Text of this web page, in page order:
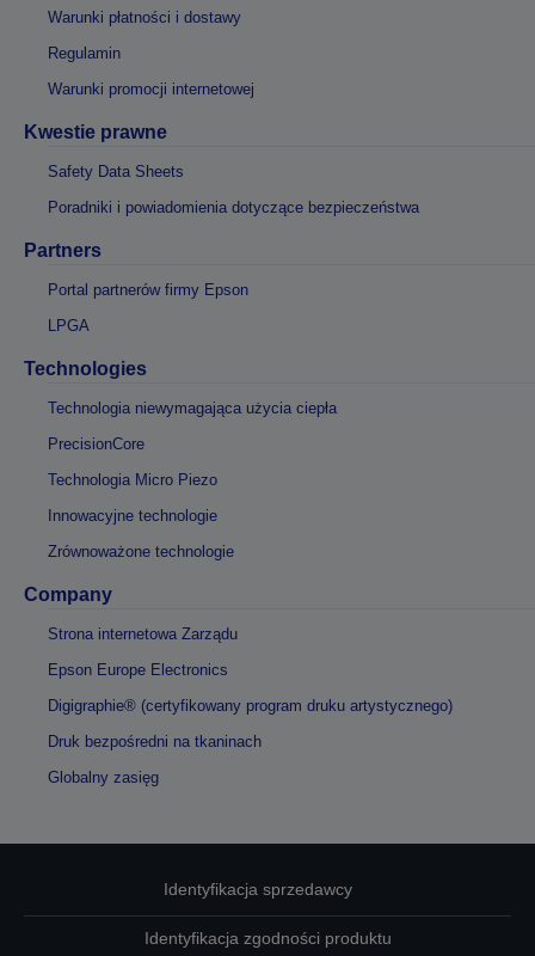
Warunki płatności i dostawy
Regulamin
Warunki promocji internetowej
Kwestie prawne
Safety Data Sheets
Poradniki i powiadomienia dotyczące bezpieczeństwa
Partners
Portal partnerów firmy Epson
LPGA
Technologies
Technologia niewymagająca użycia ciepła
PrecisionCore
Technologia Micro Piezo
Innowacyjne technologie
Zrównoważone technologie
Company
Strona internetowa Zarządu
Epson Europe Electronics
Digigraphie® (certyfikowany program druku artystycznego)
Druk bezpośredni na tkaninach
Globalny zasięg
Identyfikacja sprzedawcy
Identyfikacja zgodności produktu